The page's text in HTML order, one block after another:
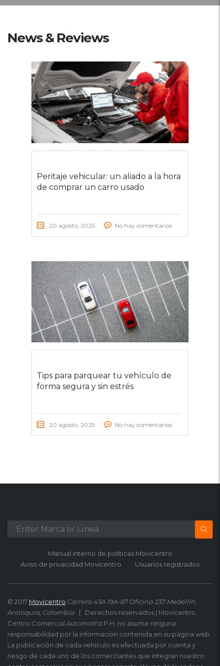
News & Reviews
Peritaje vehicular: un aliado a la hora
de comprar un carro usado
20 agosto, 2025 No hay comentarios
Tips para parquear tu vehículo de
forma segura y sin estrés
20 agosto, 2025 No hay comentarios
Manual interno de políticas Movicentro
Aviso de privacidad Movicentro
Usuarios registrados
© 2017 Movicentro Carrera 43A 19A-87 Oficina 237 Medellín,
Antioquia, Colombia
Derechos reservados | Movicentro,
Centro Comercial Automotriz P.H, no asume ninguna
responsabilidad por la información contenida en su página web.
La publicación de cada vehículo es efectuada por cuenta y
riesgo de cada uno de los comerciantes que integran nuestro